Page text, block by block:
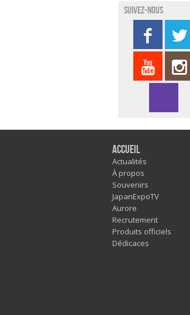
Suivez-nous
Accueil
Actualités
À propos
Souvenirs
JapanExpoTV
Aurore
Recrutement
Produits officiels
Dédicaces